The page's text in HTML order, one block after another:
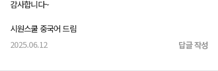
감사합니다~
시원스쿨 중국어 드림
2025.06.12
답글 작성